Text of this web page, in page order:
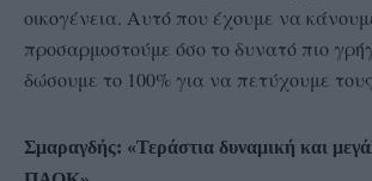
οικογένεια. Αυτό που έχουμε να
προσαρμοστούμε όσο το δυνατό πιο
δώσουμε το 100% για να πετύχουμε
Σμαραγδής: «Τεράστια δυναμική και